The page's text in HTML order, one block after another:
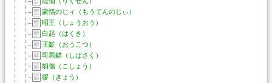
蒙恬のじィ（もうてんのじぃ）
昭王（しょうおう）
白起（はくき）
王齕（おうこつ）
司馬錯（しばさく）
胡傷（こしょう）
摎（きょう）